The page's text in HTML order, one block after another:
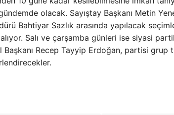
olacak. Sayıştay Başkanı Metin
Bahtiyar Sazlık arasında yapılacak
Salı ve çarşamba günleri ise siyasi
Recep Tayyip Erdoğan, partisi grup